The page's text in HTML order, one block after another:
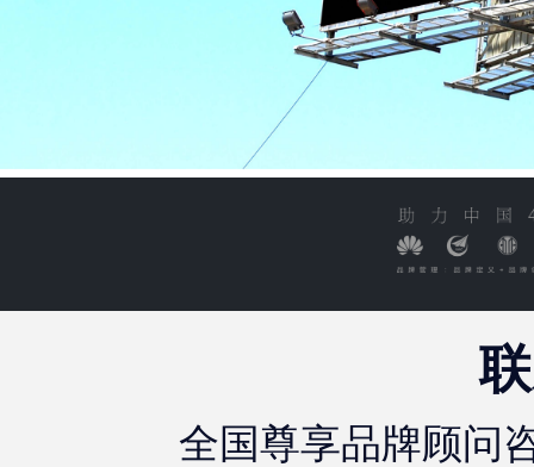
全国尊享品牌顾